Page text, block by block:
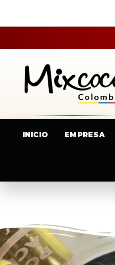
INICIO EMPRESA